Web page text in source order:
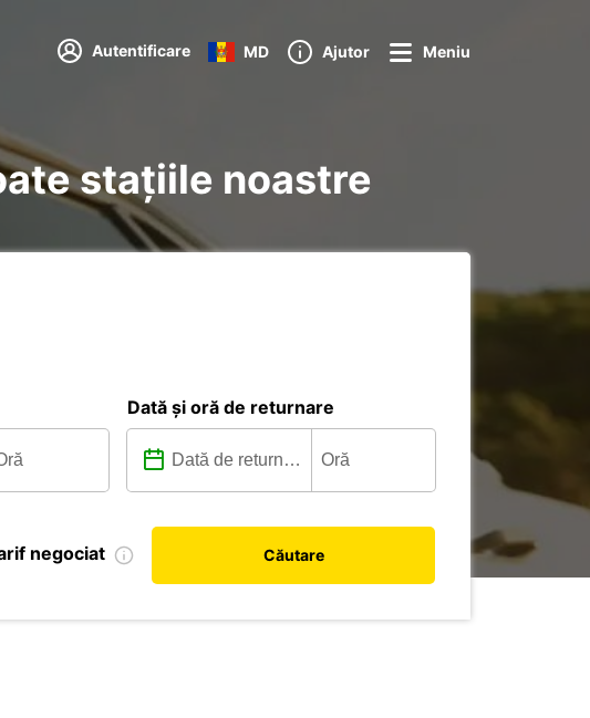
Autentificare MD Ajutor Meniu
stațiile noastre
Dată și oră de returnare
negociat Căutare